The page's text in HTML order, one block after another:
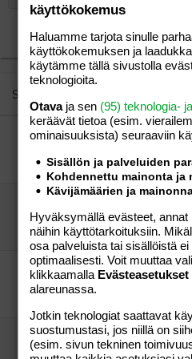
15
18
22
26
Georgia
Tahoma
Times New
Verdana
Justify text
Heading 2
Heading 3
Similar threads
tunteeton
5
Guest
Lihava mamma Aihe vapaa
3
Lihava mamma
Painonvartijoista!!
Sanna Perhe-elämä
Ystäväni/Kaverini
Frendis
Perhe-elämä
käyttökokemus
Haluamme tarjota sinulle
käyttökokemuksen ja
käytämme tällä sivustolla
teknologioita.
Otavaja sen (95) teknologia-
keräävät tietoa (esim.
ominaisuuk­sista) seuraaviin
Sisällön ja palveluiden
Kohdennettu mainonta ja
Kävijämäärien ja
Hyväksymällä evästeet,
näihin käyttötarkoituksiin.
osa palveluista tai sisällöistä
optimaalisesti. Voit muuttaa
klikkaamalla Evästeasetukset
alareunassa.
Jotkin teknologiat saattavat
suostumustasi, jos niillä on
(esim. sivun tekninen